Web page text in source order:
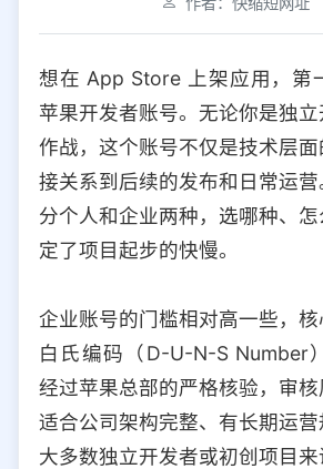
选择防红平台类型，避免链接被拦截
iOS Android PC 其他
选择允许访问的平台类型
想在 App Store 上架应用，第
苹果开发者账号。无论你是独
作战，这个账号不仅是技术层
接关系到后续的发布和日常运
分个人和企业两种，选哪种、
定了项目起步的快慢。
企业账号的门槛相对高一些，
白氏编码（D-U-N-S Number
经过苹果总部的严格核验，审
适合公司架构完整、有长期运
大多数独立开发者或初创项目